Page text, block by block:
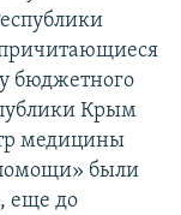
бюджетного
Крым
медицины
были
еще до